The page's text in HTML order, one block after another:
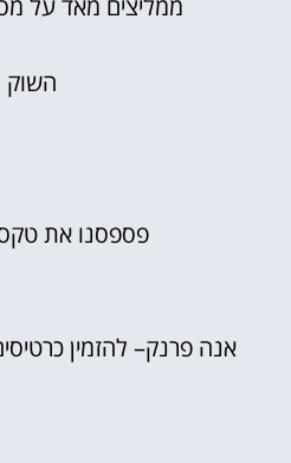
ממליצים מאד על
השוק
פספסנו את טקס
אנה פרנק– להזמין